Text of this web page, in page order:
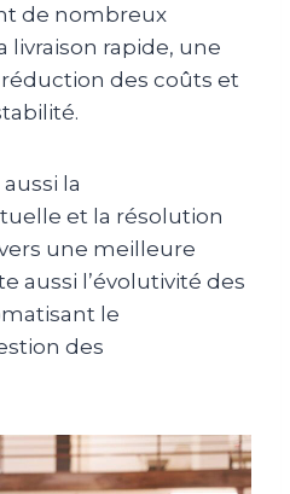
de nombreux
livraison rapide, une
des coûts et
la
et la résolution
une meilleure
aussi l’évolutivité des
le
des